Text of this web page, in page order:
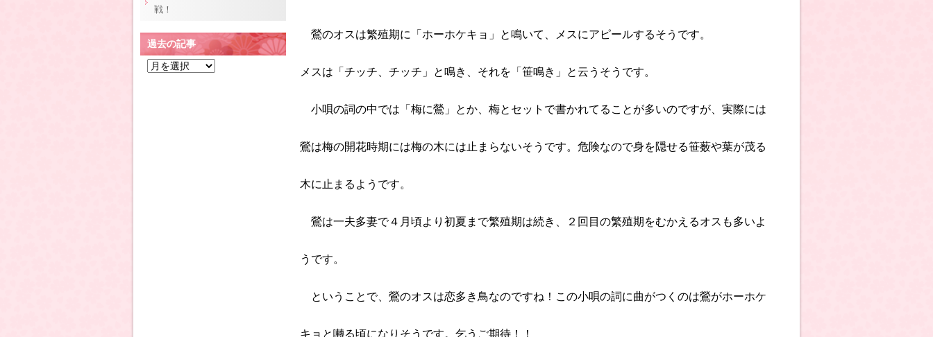
鶯のオスは繁殖期に「ホーホケキョ」と鳴いて、メスにアピールするそうです。
メスは「チッチ、チッチ」と鳴き、それを「笹鳴き」と云うそうです。
小唄の詞の中では「梅に鶯」とか、梅とセットで書かれてることが多いのですが、実際には
鶯は梅の開花時期には梅の木には止まらないそうです。危険なので身を隠せる笹薮や葉が茂る
木に止まるようです。
鶯は一夫多妻で４月頃より初夏まで繁殖期は続き、２回目の繁殖期をむかえるオスも多いよ
うです。
ということで、鶯のオスは恋多き鳥なのですね！この小唄の詞に曲がつくのは鶯がホーホケ
キョと囀る頃になりそうです。乞うご期待！！
戦！
過去の記事